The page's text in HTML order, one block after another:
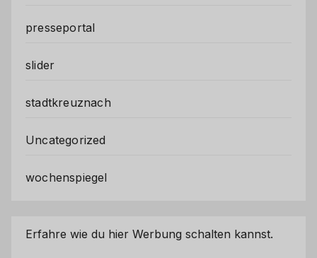
presseportal
slider
stadtkreuznach
Uncategorized
wochenspiegel
Erfahre wie du hier Werbung schalten kannst.